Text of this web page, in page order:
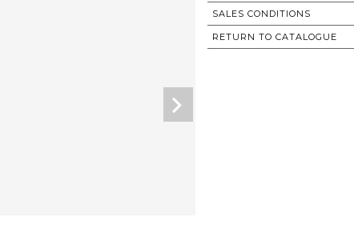
SALES CONDITIONS
RETURN TO CATALOGUE